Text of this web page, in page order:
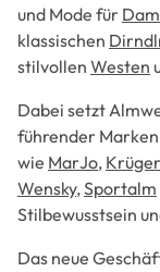
und Mode für
klassischen
stilvollen Westen
Dabei setzt
führender Marken
wie MarJo, Krüger
Wensky,Sportalm
Stilbewusstsein
Das neue